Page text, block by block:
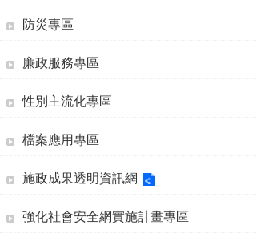
防災專區
廉政服務專區
性別主流化專區
檔案應用專區
施政成果透明資訊網
強化社會安全網實施計畫專區